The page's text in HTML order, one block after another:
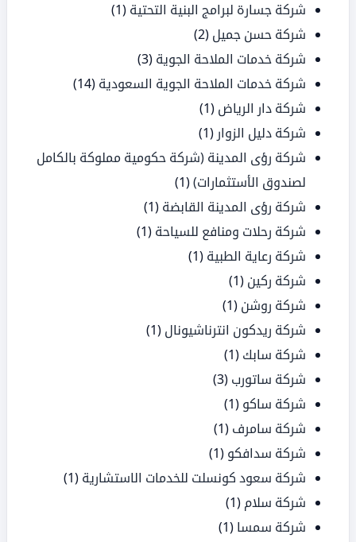
شركة جسارة لبرامج البنية التحتية (1)
شركة حسن جميل (2)
شركة خدمات الملاحة الجوية (3)
شركة خدمات الملاحة الجوية السعودية (14)
شركة دار الرياض (1)
شركة دليل الزوار (1)
شركة رؤى المدينة (شركة حكومية مملوكة بالكامل
لصندوق الأستثمارات)(1)
شركة رؤى المدينة القابضة (1)
شركة رحلات ومنافع للسياحة (1)
شركة رعاية الطبية (1)
شركة ركين (1)
شركة روشن (1)
شركة ريدكون انترناشيونال (1)
شركة سابك (1)
شركة ساتورب (3)
شركة ساكو (1)
شركة سامرف (1)
شركة سدافكو (1)
شركة سعود كونسلت للخدمات الاستشارية (1)
شركة سلام (1)
شركة سمسا (1)